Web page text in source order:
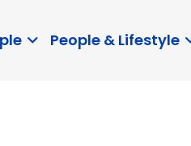
People & Lifestyle